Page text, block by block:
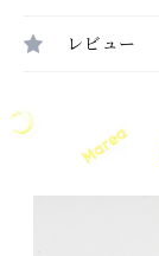
レビュー